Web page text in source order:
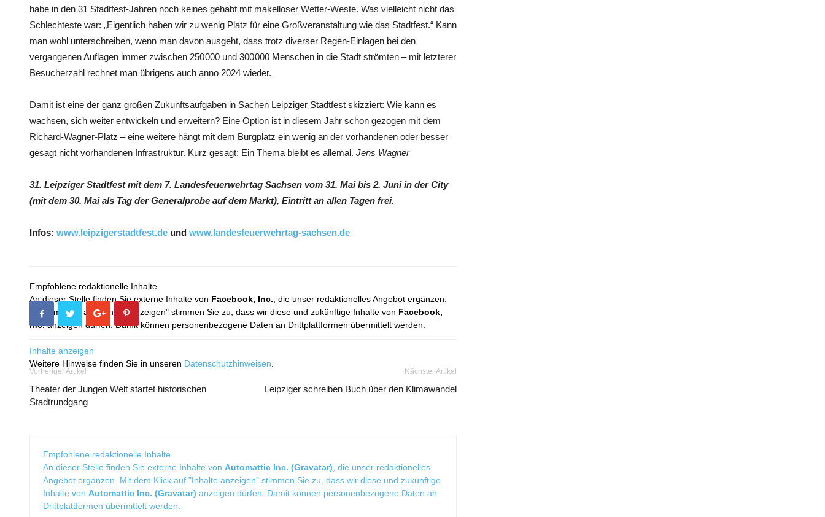
habe in den 31 Stadtfest-Jahren noch keines gehabt mit makelloser Wetter-Weste. Was vielleicht nicht das
Schlechteste war: „Eigentlich haben wir zu wenig Platz für eine Großveranstaltung wie das Stadtfest.“ Kann
man wohl unterschreiben, wenn man davon ausgeht, dass trotz diverser Regen-Einlagen bei den
vergangenen Auflagen immer zwischen 250 000 und 300 000 Menschen in die Stadt strömten – mit letzterer
Besucherzahl rechnet man übrigens auch anno 2024 wieder.
Damit ist eine der ganz großen Zukunftsaufgaben in Sachen Leipziger Stadtfest skizziert: Wie kann es
wachsen, sich weiter entwickeln und erweitern? Eine Option ist in diesem Jahr schon gezogen mit dem
Richard-Wagner-Platz – eine weitere hängt mit dem Burgplatz ein wenig an der vorhandenen oder besser
gesagt nicht vorhandenen Infrastruktur. Kurz gesagt: Ein Thema bleibt es allemal. Jens Wagner
31. Leipziger Stadtfest mit dem 7. Landesfeuerwehrtag Sachsen vom 31. Mai bis 2. Juni in der City
(mit dem 30. Mai als Tag der Generalprobe auf dem Markt), Eintritt an allen Tagen frei.
Infos: www.leipzigerstadtfest.de und www.landesfeuerwehrtag-sachsen.de
Empfohlene redaktionelle Inhalte
An dieser Stelle finden Sie externe Inhalte von Facebook, Inc. , die unser redaktionelles Angebot ergänzen.
Mit dem Klick auf "Inhalte anzeigen" stimmen Sie zu, dass wir diese und zukünftige Inhalte von Facebook,
Inc.anzeigen dürfen. Damit können personenbezogene Daten an Drittplattformen übermittelt werden.
Inhalte anzeigen
Weitere Hinweise finden Sie in unseren Datenschutzhinweisen
Vorheriger Artikel
Theater der Jungen Welt startet historischen
Stadtrundgang
Nächster Artikel
Leipziger schreiben Buch über den Klimawandel
Empfohlene redaktionelle Inhalte
An dieser Stelle finden Sie externe Inhalte von Automattic Inc. (Gravatar) , die unser redaktionelles
Angebot ergänzen. Mit dem Klick auf "Inhalte anzeigen" stimmen Sie zu, dass wir diese und zukünftige
Inhalte von Automattic Inc. (Gravatar) anzeigen dürfen. Damit können personenbezogene Daten an
Drittplattformen übermittelt werden.